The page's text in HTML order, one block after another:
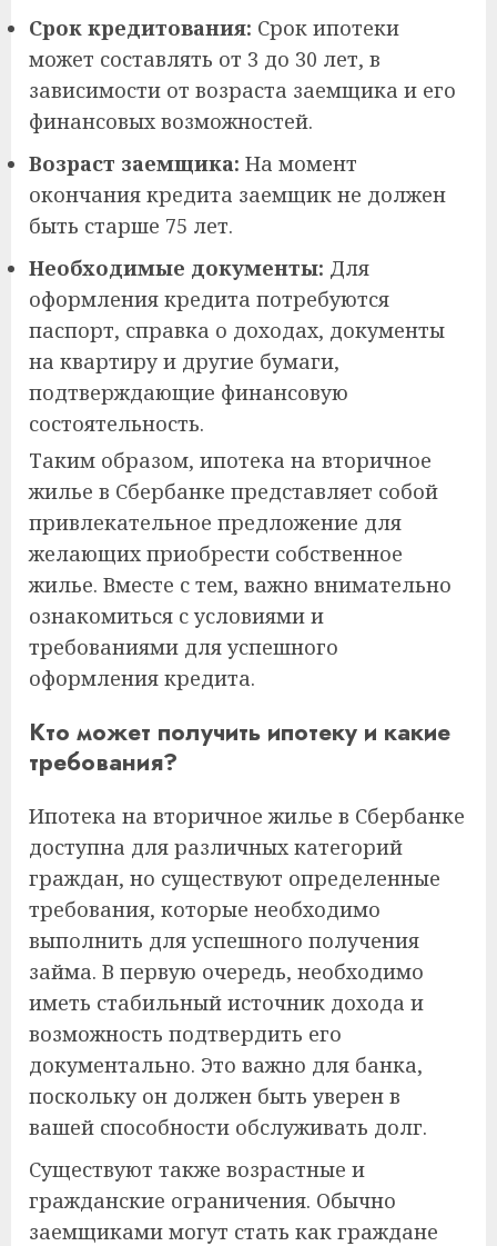
Срок кредитования: Срок ипотеки
может составлять от 3 до 30 лет, в
зависимости от возраста заемщика и его
финансовых возможностей.
Возраст заемщика: На момент
окончания кредита заемщик не должен
быть старше 75 лет.
Необходимые документы: Для
оформления кредита потребуются
паспорт, справка о доходах, документы
на квартиру и другие бумаги,
подтверждающие финансовую
состоятельность.
Таким образом, ипотека на вторичное
жилье в Сбербанке представляет собой
привлекательное предложение для
желающих приобрести собственное
жилье. Вместе с тем, важно внимательно
ознакомиться с условиями и
требованиями для успешного
оформления кредита.
Кто может получить ипотеку и какие
требования?
Ипотека на вторичное жилье в Сбербанке
доступна для различных категорий
граждан, но существуют определенные
требования, которые необходимо
выполнить для успешного получения
займа. В первую очередь, необходимо
иметь стабильный источник дохода и
возможность подтвердить его
документально. Это важно для банка,
поскольку он должен быть уверен в
вашей способности обслуживать долг.
Существуют также возрастные и
гражданские ограничения. Обычно
заемщиками могут стать как граждане